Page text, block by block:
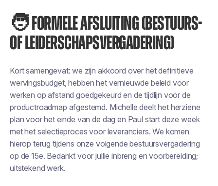
🧑‍ FORMELE AFSLUITING (BESTUURS-
OF LEIDERSCHAPSVERGADERING)
Kort samengevat: we zijn akkoord over het definitieve
wervingsbudget, hebben het vernieuwde beleid voor
werken op afstand goedgekeurd en de tijdlijn voor de
productroadmap afgestemd. Michelle deelt het herziene
plan voor het einde van de dag en Paul start deze week
met het selectieproces voor leveranciers. We komen
hierop terug tijdens onze volgende bestuursvergadering
op de 15e. Bedankt voor jullie inbreng en voorbereiding;
uitstekend werk.